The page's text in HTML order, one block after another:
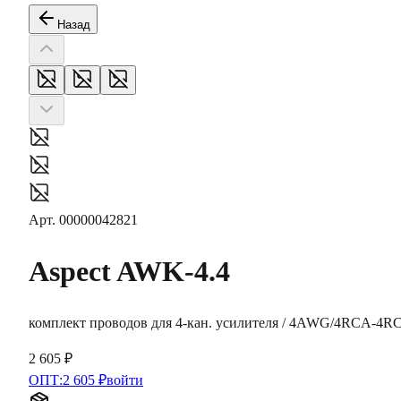
Назад
Арт. 00000042821
AspectAWK-4.4
комплект проводов для 4-кан. усилителя / 4AWG/4RCA-
2 605 ₽
ОПТ:2 605 ₽войти